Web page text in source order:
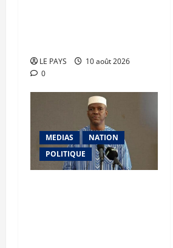
LE PAYS
10 août 2026
0
MEDIAS
NATION
POLITIQUE